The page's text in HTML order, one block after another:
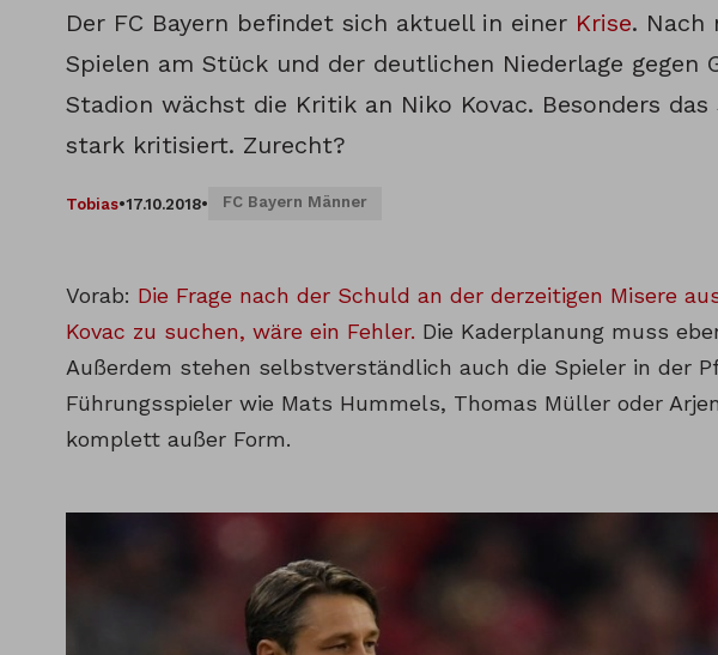
Der FC Bayern befindet sich aktuell in einer Krise. Nach
Spielen am Stück und der deutlichen Niederlage gegen
Stadion wächst die Kritik an Niko Kovac. Besonders
stark kritisiert. Zurecht?
Tobias•17.10.2018• FC Bayern Männer
Vorab: Die Frage nach der Schuld an der derzeitigen Misere
Kovac zu suchen, wäre ein Fehler. Die Kaderplanung muss
Außerdem stehen selbstverständlich auch die Spieler in der
Führungsspieler wie Mats Hummels, Thomas Müller oder
komplett außer Form.